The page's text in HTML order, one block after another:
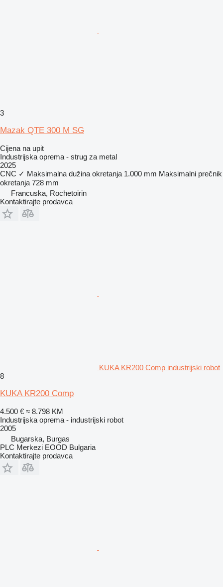
3
Mazak QTE 300 M SG
Cijena na upit
Industrijska oprema - strug za metal
2025
CNC ✓ Maksimalna dužina okretanja 1.000 mm Maksimalni prečnik
okretanja 728 mm
Francuska, Rochetoirin
Kontaktirajte prodavca
KUKA KR200 Comp industrijski robot
8
KUKA KR200 Comp
4.500 € ≈ 8.798 KM
Industrijska oprema - industrijski robot
2005
Bugarska, Burgas
PLC Merkezi EOOD Bulgaria
Kontaktirajte prodavca